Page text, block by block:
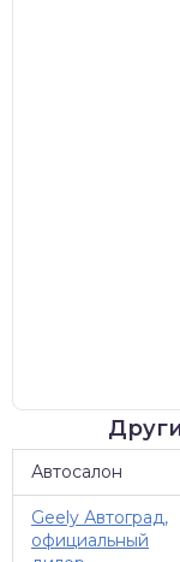
Автосалон
Geely Автоград,
официальный